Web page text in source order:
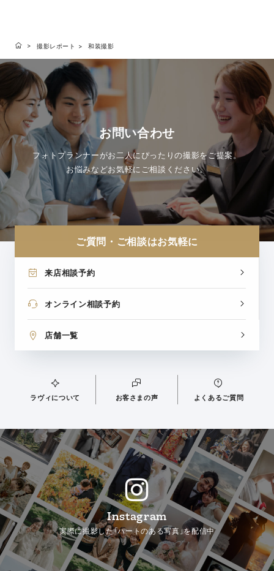
撮影レポート 和装撮影
お問い合わせ
フォトプランナーがお二人にぴったりの撮影をご提案。
お悩みなどお気軽にご相談ください。
ご質問・ご相談はお気軽に
来店相談予約
オンライン相談予約
店舗一覧
ラヴィについて お客さまの声 よくあるご質問
Instagram
実際に撮影した「ハートのある写真」を配信中